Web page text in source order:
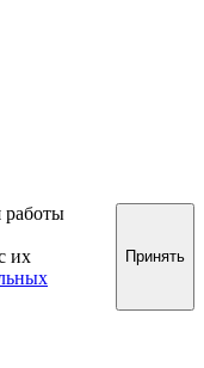
работы
их
Принять